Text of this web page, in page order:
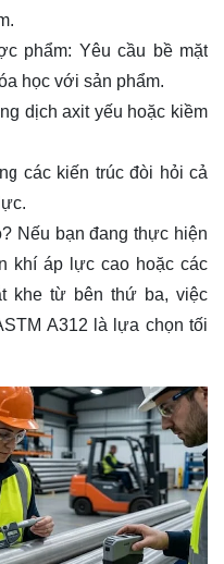
phẩm: Yêu cầu bề mặt
học với sản phẩm.
dịch axit yếu hoặc kiềm
các kiến trúc đòi hỏi cả
Nếu bạn đang thực hiện
khí áp lực cao hoặc các
khe từ bên thứ ba, việc
A312 là lựa chọn tối